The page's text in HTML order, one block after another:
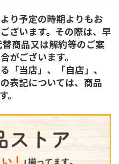
り予定の時期よりもお
ざいます。その際は、早
商品又は解約等のご案
がございます。
「当店」、「自店」、
表記については、商品
。